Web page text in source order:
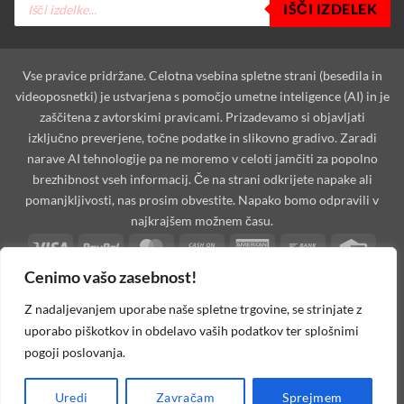
Cenimo vašo zasebnost!
Z nadaljevanjem uporabe naše spletne trgovine, se strinjate z
uporabo piškotkov in obdelavo vaših podatkov ter splošnimi
pogoji poslovanja.
Uredi Zavračam Sprejmem
search
IŠČI IZDELEK
Vse pravice pridržane. Celotna vsebina spletne strani (besedila in
videoposnetki) je ustvarjena s pomočjo umetne inteligence (AI) in je
zaščitena z avtorskimi pravicami. Prizadevamo si objavljati
izključno preverjene, točne podatke in slikovno gradivo. Zaradi
narave AI tehnologije pa ne moremo v celoti jamčiti za popolno
brezhibnost vseh informacij. Če na strani odkrijete napake ali
pomanjkljivosti, nas prosim obvestite. Napako bomo odpravili v
najkrajšem možnem času.
Visa
PayPal MasterCard
Cash
AmericanBank
Dinners DiscoverMaestro
Apple
Pay
Cash
on
Pickup
Credit
Card
Google
Pay
PayPal
2
Stripe
Invoice Rechung
MOJAoprema.com 2026 ©Spletna Trgovina, Na žago 32, 8351